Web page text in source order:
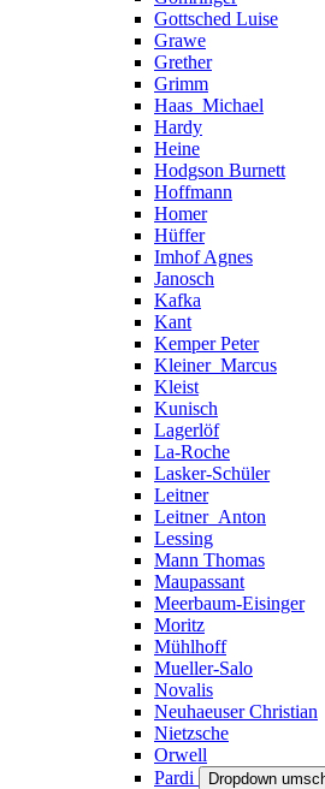
Gottsched Luise
Grawe
Grether
Grimm
Haas_Michael
Hardy
Heine
Hodgson Burnett
Hoffmann
Homer
Hüffer
Imhof Agnes
Janosch
Kafka
Kant
Kemper Peter
Kleiner_Marcus
Kleist
Kunisch
Lagerlöf
La-Roche
Lasker-Schüler
Leitner
Leitner_Anton
Lessing
Mann Thomas
Maupassant
Meerbaum-Eisinger
Moritz
Mühlhoff
Mueller-Salo
Novalis
Neuhaeuser Christian
Nietzsche
Orwell
Pardi
Dropdown